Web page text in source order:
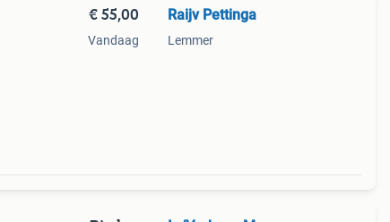
€ 55,00
Vandaag
Raijv Pettinga
Lemmer